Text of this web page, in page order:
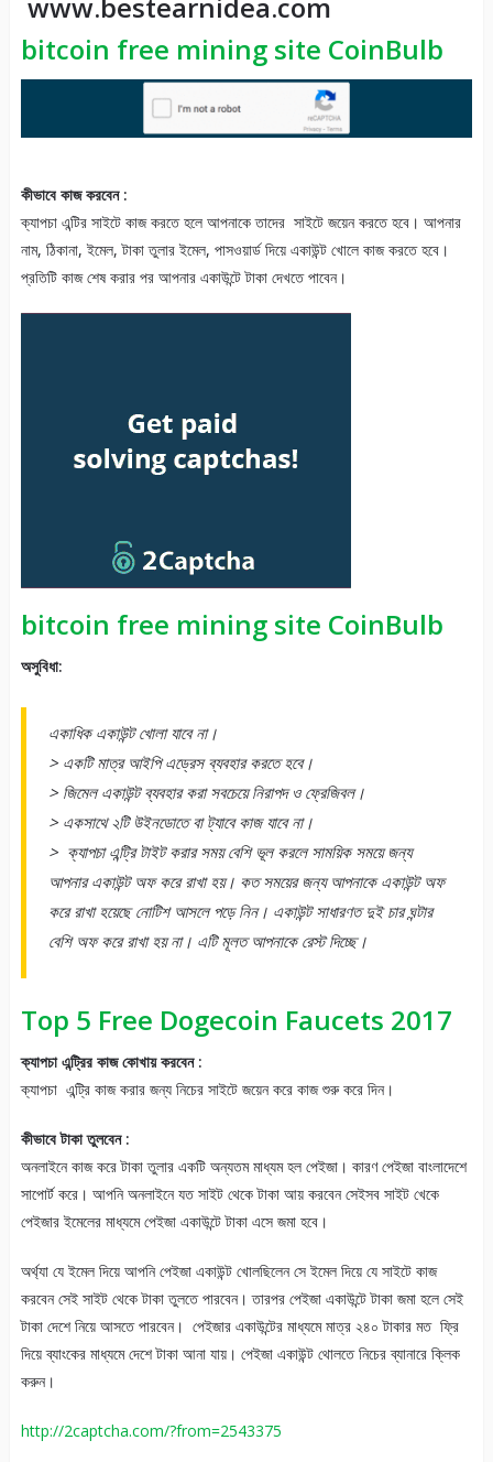
www.bestearnidea.com
bitcoin free mining site CoinBulb
কীভাবে কাজ করবেন :
ক্যাপচা এন্টির সাইটে কাজ করতে হলে আপনাকে তাদের সাইটে জয়েন করতে হবে। আপনার
নাম, ঠিকানা, ইমেল, টাকা তুলার ইমেল, পাসওয়ার্ড দিয়ে একাউন্ট খোলে কাজ করতে হবে।
প্রতিটি কাজ শেষ করার পর আপনার একাউন্টে টাকা দেখতে পাবেন।
bitcoin free mining site CoinBulb
অসুবিধা:
একাধিক একাউন্ট খোলা যাবে না।
> একটি মাত্র আইপি এড্রেস ব্যবহার করতে হবে।
> জিমেল একাউন্ট ব্যবহার করা সবচেয়ে নিরাপদ ও ফ্রেজিবল।
> একসাথে ২টি উইনডোতে বা ট্যাবে কাজ যাবে না।
> ক্যাপচা এন্ট্রি টাইট করার সময় বেশি ভূল করলে সাময়িক সময়ে জন্য
আপনার একাউন্ট অফ করে রাখা হয়। কত সময়ের জন্য আপনাকে একাউন্ট অফ
করে রাখা হয়েছে নোটিশ আসলে পড়ে নিন। একাউন্ট সাধারণত দুই চার ঘন্টার
বেশি অফ করে রাখা হয় না। এটি মূলত আপনাকে রেস্ট দিচ্ছে।
Top 5 Free Dogecoin Faucets 2017
ক্যাপচা এন্ট্রির কাজ কোখায় করবেন :
ক্যাপচা এন্ট্রি কাজ করার জন্য নিচের সাইটে জয়েন করে কাজ শুরু করে দিন।
কীভাবে টাকা তুলবেন :
অনলাইনে কাজ করে টাকা তুলার একটি অন্যতম মাধ্যম হল পেইজা। কারণ পেইজা বাংলাদেশে
সাপোর্ট করে। আপনি অনলাইনে যত সাইট থেকে টাকা আয় করবেন সেইসব সাইট খেকে
পেইজার ইমেলের মাধ্যমে পেইজা একাউন্টে টাকা এসে জমা হবে।
অর্থ্যা যে ইমেল দিয়ে আপনি পেইজা একাউন্ট খোলছিলেন সে ইমেল দিয়ে যে সাইটে কাজ
করবেন সেই সাইট থেকে টাকা তুলতে পারবেন। তারপর পেইজা একাউন্টে টাকা জমা হলে সেই
টাকা দেশে নিয়ে আসতে পারবেন। পেইজার একাউন্টের মাধ্যমে মাত্র ২৪০ টাকার মত ফ্রি
দিয়ে ব্যাংকের মাধ্যমে দেশে টাকা আনা যায়। পেইজা একাউন্ট থোলতে নিচের ব্যানারে ক্লিক
করুন।
http://2captcha.com/?from=2543375